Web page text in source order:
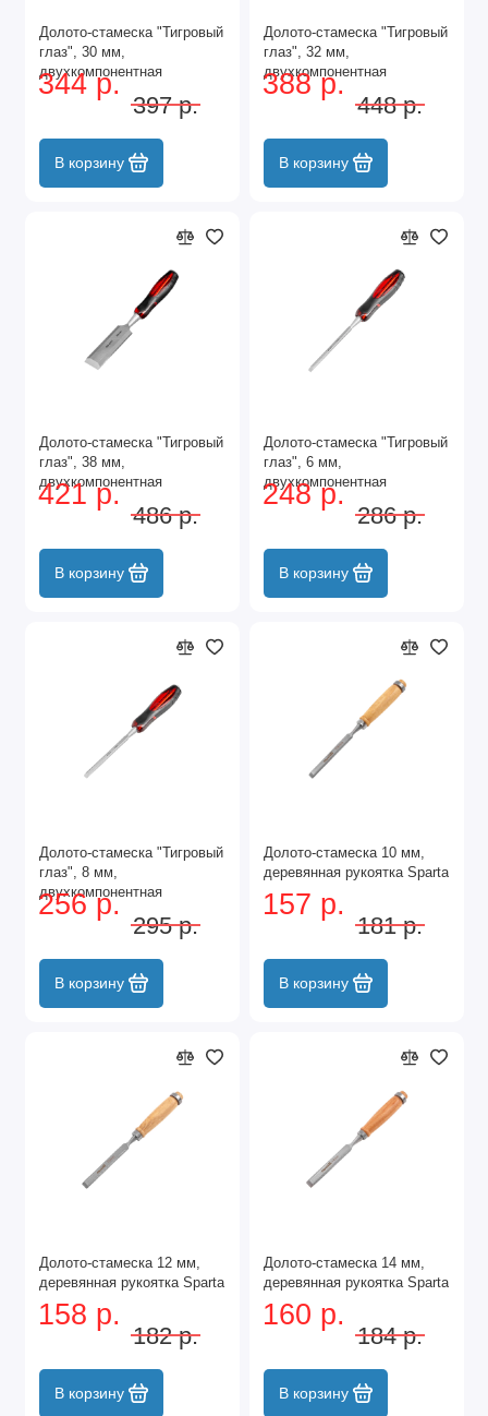
Долото-стамеска "Тигровый
глаз", 30 мм,
двухкомпонентная
обрезиненная рукоятка
344 р.
397 р.
В корзину
Долото-стамеска "Тигровый
глаз", 32 мм,
двухкомпонентная
обрезиненная рукоятка
388 р.
448 р.
В корзину
Долото-стамеска "Тигровый
глаз", 38 мм,
двухкомпонентная
обрезиненная рукоятка
421 р.
486 р.
В корзину
Долото-стамеска "Тигровый
глаз", 6 мм,
двухкомпонентная
обрезиненная рукоятка
248 р.
286 р.
В корзину
Долото-стамеска "Тигровый
глаз", 8 мм,
двухкомпонентная
обрезиненная рукоятка
256 р.
295 р.
В корзину
Долото-стамеска 10 мм,
деревянная рукоятка Sparta
157 р.
181 р.
В корзину
Долото-стамеска 12 мм,
деревянная рукоятка Sparta
158 р.
182 р.
В корзину
Долото-стамеска 14 мм,
деревянная рукоятка Sparta
160 р.
184 р.
В корзину